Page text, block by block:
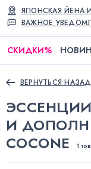
ВАЖНОЕ
ЯПОНСКАЯ ЙЕНА
СКИДКИ%
ВЕРНУТЬСЯ НАЗАД
ЭССЕНЦИИ
И
COCONE
1